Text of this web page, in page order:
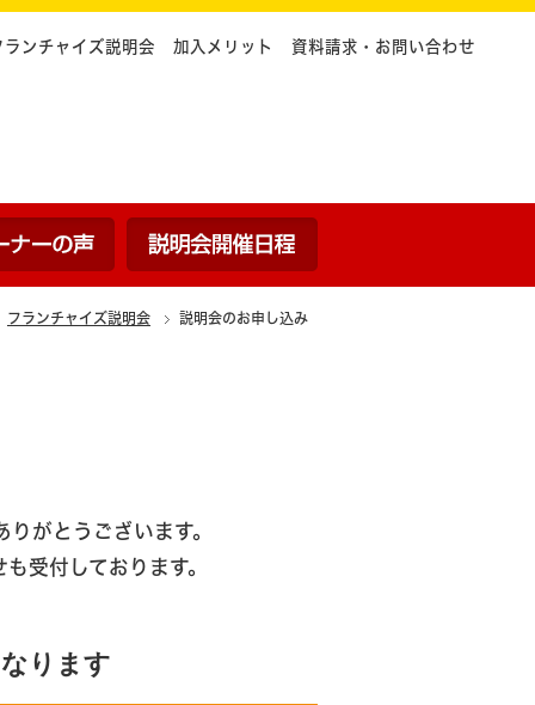
て オーナーの声
ランチャイズ説明会 加入メリット 資料請求・お問い合わせ
フランチャイズ説明会 説明会のお申し込み
がとうございます。
受付しております。
ります